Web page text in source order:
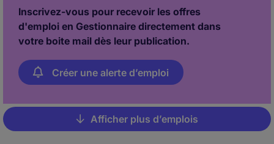
Inscrivez-vous pour recevoir les offres
d'emploi en Gestionnaire directement dans
votre boite mail dès leur publication.
Créer une alerte d’emploi
Pagination
Afficher plus d’emplois